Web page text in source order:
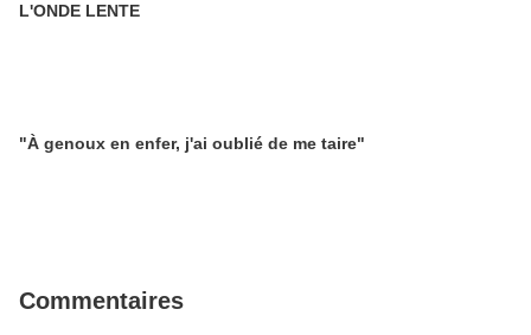
L'ONDE LENTE
"À genoux en enfer, j'ai oublié de me taire"
Commentaires